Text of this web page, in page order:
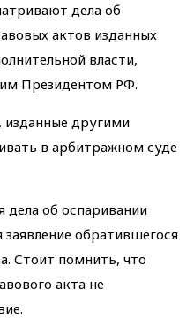
дела об
актов изданных
власти,
Президентом РФ.
другими
в арбитражном суде
дела об оспаривании
обратившегося
Стоит помнить, что
акта не